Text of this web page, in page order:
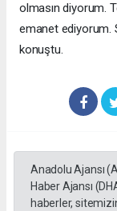
olmasın diyorum.
emanet ediyorum.
konuştu.
Anadolu Ajansı
Haber Ajansı
haberler,